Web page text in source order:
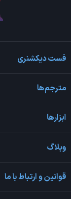
فست دیکشنری
مترجم‌ها
ابزارها
وبلاگ
قوانین و ارتباط با ما